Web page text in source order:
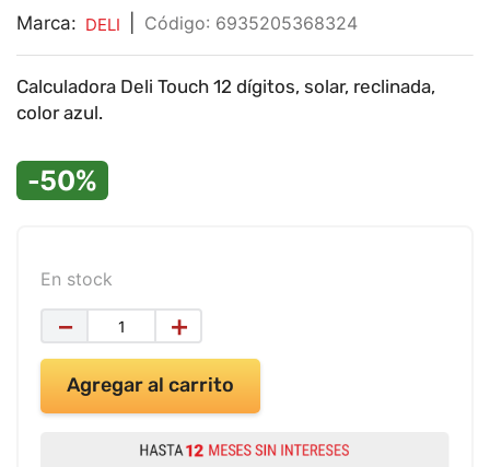
Marca: DELI : 6935205368324
Calculadora Deli Touch 12 dígitos, solar, reclinada,
color azul.
-50%
En stock
＋
－
Agregar al carrito
8.
teclado
10
masa moldear vaso 150gr